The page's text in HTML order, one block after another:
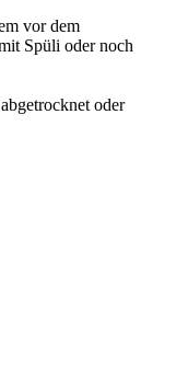
vor dem
Spüli oder noch
oder